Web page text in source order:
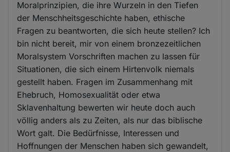
Moralprinzipien, die ihre Wurzeln in den Tiefen
der Menschheitsgeschichte haben, ethische
Fragen zu beantworten, die sich heute stellen? Ich
bin nicht bereit, mir von einem bronzezeitlichen
Moralsystem Vorschriften machen zu lassen für
Situationen, die sich einem Hirtenvolk niemals
gestellt haben. Fragen im Zusammenhang mit
Ehebruch, Homosexualität oder etwa
Sklavenhaltung bewerten wir heute doch auch
völlig anders als zu Zeiten, als nur das biblische
Wort galt. Die Bedürfnisse, Interessen und
Hoffnungen der Menschen haben sich gewandelt,